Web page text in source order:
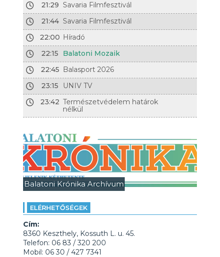
21:29 Savaria Filmfesztivál
21:44 Savaria Filmfesztivál
22:00 Híradó
22:15
Balatoni Mozaik
22:45 Balasport 2026
23:15
UNIV TV
23:42 Természetvédelem határok
nélkül
Balatoni Krónika Archívum
ELÉRHETŐSÉGEK
Cím:
8360 Keszthely, Kossuth L. u. 45.
Telefon: 06 83 / 320 200
Mobil: 06 30 / 427 7341